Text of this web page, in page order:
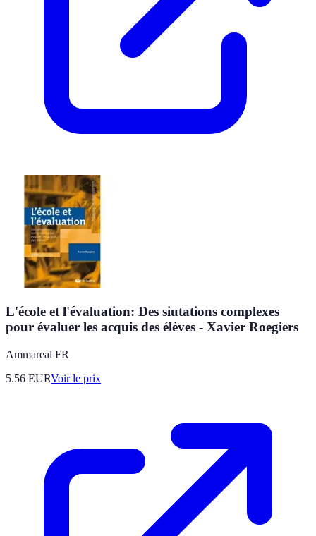
L'école et l'évaluation: Des siutations complexes
pour évaluer les acquis des élèves - Xavier Roegiers
Ammareal FR
5.56 EURVoir le prix